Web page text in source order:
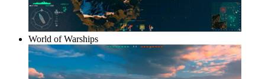
World of Warships